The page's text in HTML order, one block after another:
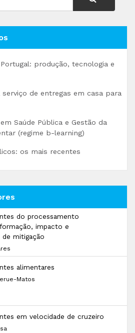
produção, tecnologia e
serviço de entregas em casa para
Saúde Pública e Gestão da
(regime b-learning)
os mais recentes
do processamento
impacto e
de mitigação
alimentares
Matos
em velocidade de cruzeiro